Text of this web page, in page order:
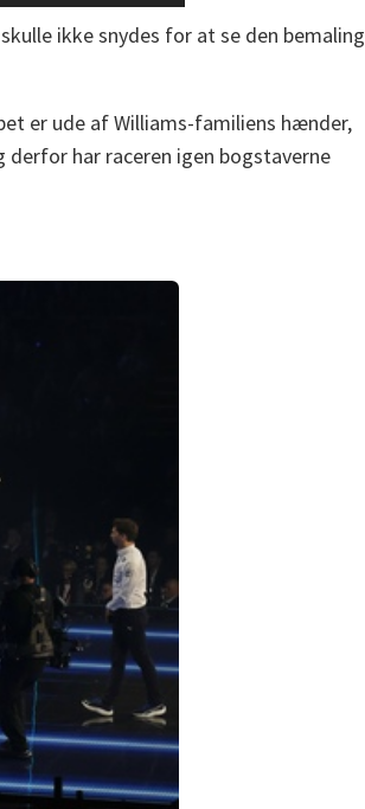
ikke snydes for at se den bemaling
er ude af Williams-familiens hænder,
har raceren igen bogstaverne